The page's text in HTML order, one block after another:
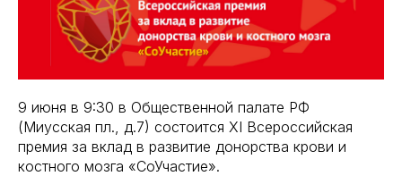
9 июня в 9:30 в Общественной палате РФ
(Миусская пл., д.7) состоится XI Всероссийская
премия за вклад в развитие донорства крови и
костного мозга «СоУчастие».